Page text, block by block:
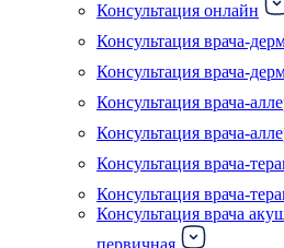
Консультация онлайн
Консультация врача-
Консультация врача-
Консультация врача-
Консультация врача-
Консультация врача-
Консультация врача-
Консультация врача
первичная